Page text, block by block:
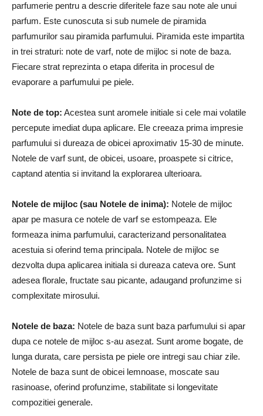
parfumerie pentru a descrie diferitele faze sau note ale unui
parfum. Este cunoscuta si sub numele de piramida
parfumurilor sau piramida parfumului. Piramida este impartita
in trei straturi: note de varf, note de mijloc si note de baza.
Fiecare strat reprezinta o etapa diferita in procesul de
evaporare a parfumului pe piele.
Note de top: Acestea sunt aromele initiale si cele mai volatile
percepute imediat dupa aplicare. Ele creeaza prima impresie
parfumului si dureaza de obicei aproximativ 15-30 de minute.
Notele de varf sunt, de obicei, usoare, proaspete si citrice,
captand atentia si invitand la explorarea ulterioara.
Notele de mijloc (sau Notele de inima): Notele de mijloc
apar pe masura ce notele de varf se estompeaza. Ele
formeaza inima parfumului, caracterizand personalitatea
acestuia si oferind tema principala. Notele de mijloc se
dezvolta dupa aplicarea initiala si dureaza cateva ore. Sunt
adesea florale, fructate sau picante, adaugand profunzime si
complexitate mirosului.
Notele de baza: Notele de baza sunt baza parfumului si apar
dupa ce notele de mijloc s-au asezat. Sunt arome bogate, de
lunga durata, care persista pe piele ore intregi sau chiar zile.
Notele de baza sunt de obicei lemnoase, moscate sau
rasinoase, oferind profunzime, stabilitate si longevitate
compozitiei generale.